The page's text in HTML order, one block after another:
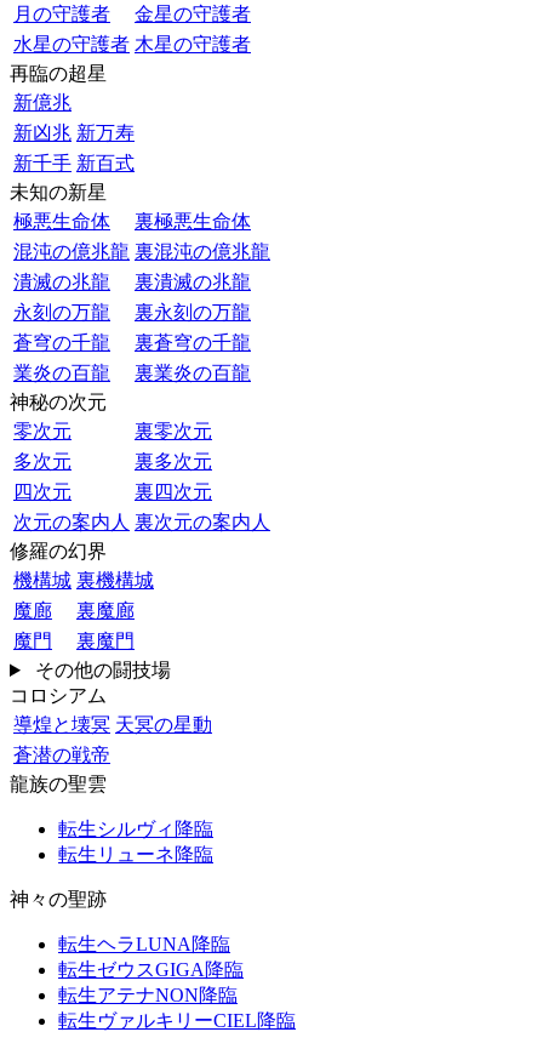
月の守護者
金星の守護者
水星の守護者 木星の守護者
再臨の超星
新億兆
新凶兆 新万寿
新千手 新百式
未知の新星
極悪生命体
裏極悪生命体
混沌の億兆龍 裏混沌の億兆龍
潰滅の兆龍
裏潰滅の兆龍
永刻の万龍
裏永刻の万龍
蒼穹の千龍
裏蒼穹の千龍
業炎の百龍
裏業炎の百龍
神秘の次元
零次元
裏零次元
多次元
裏多次元
四次元
裏四次元
次元の案内人 裏次元の案内人
修羅の幻界
機構城 裏機構城
魔廊
裏魔廊
魔門
裏魔門
その他の闘技場
コロシアム
導煌と壊冥 天冥の星動
蒼潜の戦帝
龍族の聖雲
転生シルヴィ降臨
転生リューネ降臨
神々の聖跡
転生ヘラLUNA降臨
転生ゼウスGIGA降臨
転生アテナNON降臨
転生ヴァルキリーCIEL降臨